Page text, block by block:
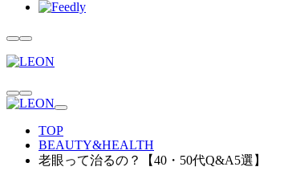
TOP
BEAUTY&HEALTH
老眼って治るの？【40・50代Q&A5選】